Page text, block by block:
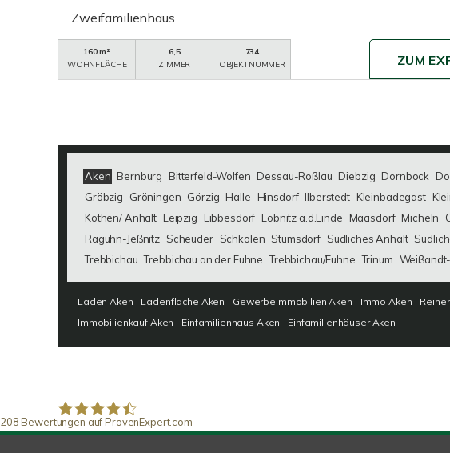
Zweifamilienhaus
160 m²
WOHNFLÄCHE
6,5
ZIMMER
734
OBJEKTNUMMER
ZUM
Aken Bernburg Bitterfeld-Wolfen Dessau-Roßlau Diebzig Dornbock
Gröbzig
Gröningen Görzig Halle Hinsdorf Ilberstedt Kleinbadegast
Köthen/ Anhalt Leipzig Libbesdorf Löbnitz a.d.Linde Maasdorf Micheln
Raguhn-Jeßnitz Scheuder Schkölen Stumsdorf Südliches Anhalt
Trebbichau Trebbichau an der Fuhne Trebbichau/Fuhne Trinum
Laden Aken Ladenfläche Aken Gewerbeimmobilien Aken Immo Aken
Immobilienkauf Aken
Einfamilienhaus Aken Einfamilienhäuser Aken
208 Bewertungen auf ProvenExpert.com